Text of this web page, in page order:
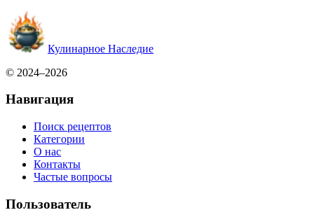
Кулинарное Наследие
© 2024–2026
Навигация
Поиск рецептов
Категории
О нас
Контакты
Частые вопросы
Пользователь